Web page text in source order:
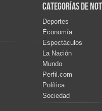
Categorías de
Deportes
Economía
Espectáculos
La Nación
Mundo
Perfil.com
Política
Sociedad